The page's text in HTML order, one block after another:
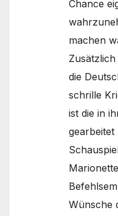
Chance
machen
die
schrille
ist die in
gearbeitet
Wünsche